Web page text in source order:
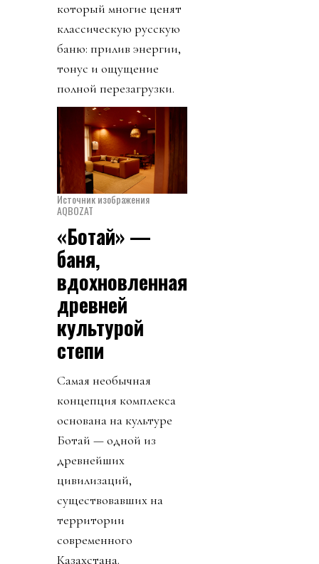
который многие ценят
классическую русскую
баню: прилив энергии,
тонус и ощущение
полной перезагрузки.
Источник изображения
AQBOZAT
«Ботай» —
баня,
вдохновленная
древней
культурой
степи
Самая необычная
концепция комплекса
основана на культуре
Ботай — одной из
древнейших
цивилизаций,
существовавших на
территории
современного
Казахстана.